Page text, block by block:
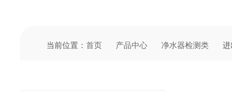
当前位置：首页 产品中心 净水器检测类